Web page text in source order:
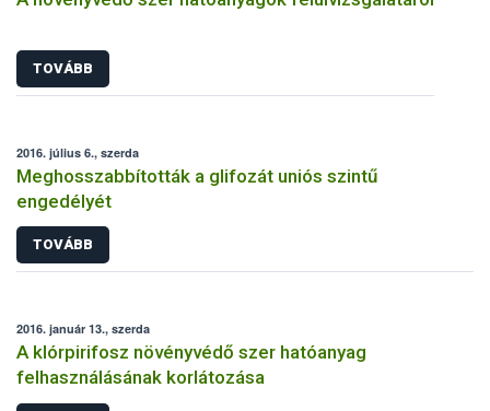
TOVÁBB
2016. július 6., szerda
Meghosszabbították a glifozát uniós szintű
engedélyét
TOVÁBB
2016. január 13., szerda
A klórpirifosz növényvédő szer hatóanyag
felhasználásának korlátozása